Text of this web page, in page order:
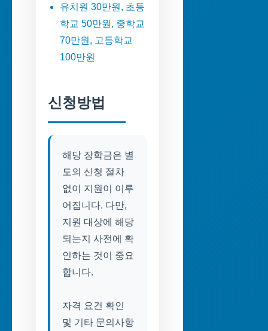
유치원 30만원, 초등
학교 50만원, 중학교
70만원, 고등학교
100만원
신청방법
해당 장학금은 별
도의 신청 절차
없이 지원이 이루
어집니다. 다만,
지원 대상에 해당
되는지 사전에 확
인하는 것이 중요
합니다.
자격 요건 확인
및 기타 문의사항